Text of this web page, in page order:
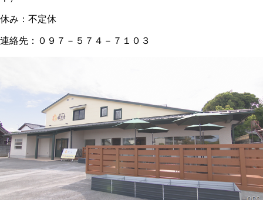
休み：不定休
連絡先：０９７－５７４－７１０３